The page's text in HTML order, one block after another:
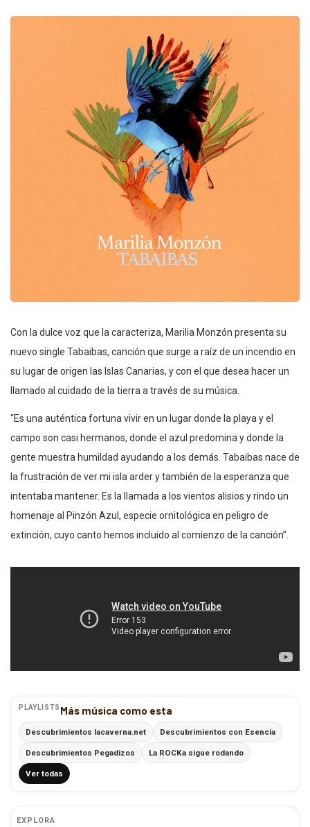
Con la dulce voz que la caracteriza, Marilia Monzón presenta su
nuevo single Tabaibas, canción que surge a raíz de un incendio en
su lugar de origen las Islas Canarias, y con el que desea hacer un
llamado al cuidado de la tierra a través de su música.
“Es una auténtica fortuna vivir en un lugar donde la playa y el
campo son casi hermanos, donde el azul predomina y donde la
gente muestra humildad ayudando a los demás. Tabaibas nace de
la frustración de ver mi isla arder y también de la esperanza que
intentaba mantener. Es la llamada a los vientos alisios y rindo un
homenaje al Pinzón Azul, especie ornitológica en peligro de
extinción, cuyo canto hemos incluido al comienzo de la canción”.
PLAYLISTS Más música como esta
Descubrimientos lacaverna.net Descubrimientos con Esencia
Descubrimientos Pegadizos La ROCKa sigue rodando
Ver todas
EXPLORA